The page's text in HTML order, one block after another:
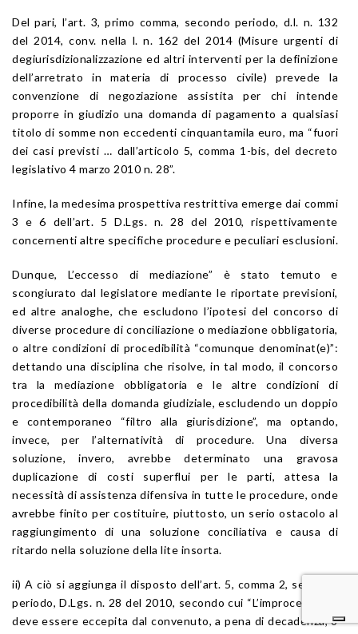
Del pari, l’art. 3, primo comma, secondo periodo, d.l. n. 132
del 2014, conv. nella l. n. 162 del 2014 (Misure urgenti di
degiurisdizionalizzazione ed altri interventi per la definizione
dell’arretrato in materia di processo civile) prevede la
convenzione di negoziazione assistita per chi intende
proporre in giudizio una domanda di pagamento a qualsiasi
titolo di somme non eccedenti cinquantamila euro, ma “fuori
dei casi previsti … dall’articolo 5, comma 1-bis, del decreto
legislativo 4 marzo 2010 n. 28”.
Infine, la medesima prospettiva restrittiva emerge dai commi
3 e 6 dell’art. 5 D.Lgs. n. 28 del 2010, rispettivamente
concernenti altre specifiche procedure e peculiari esclusioni.
Dunque, L’eccesso di mediazione” è stato temuto e
scongiurato dal legislatore mediante le riportate previsioni,
ed altre analoghe, che escludono l’ipotesi del concorso di
diverse procedure di conciliazione o mediazione obbligatoria,
o altre condizioni di procedibilità “comunque denominat(e)”:
dettando una disciplina che risolve, in tal modo, il concorso
tra la mediazione obbligatoria e le altre condizioni di
procedibilità della domanda giudiziale, escludendo un doppio
e contemporaneo “filtro alla giurisdizione”, ma optando,
invece, per l’alternatività di procedure. Una diversa
soluzione, invero, avrebbe determinato una gravosa
duplicazione di costi superflui per le parti, attesa la
necessità di assistenza difensiva in tutte le procedure, onde
avrebbe finito per costituire, piuttosto, un serio ostacolo al
raggiungimento di una soluzione conciliativa e causa di
ritardo nella soluzione della lite insorta.
ii) A ciò si aggiunga il disposto dell’art. 5, comma 2, secondo
periodo, D.Lgs. n. 28 del 2010, secondo cui “L’improcedibilità
deve essere eccepita dal convenuto, a pena di decadenza, o